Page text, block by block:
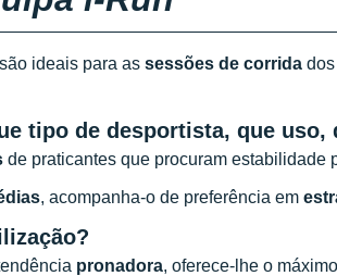
são ideais para as sessões de corrida dos
tipo de desportista, que
de praticantes que procuram estabilidade
, acompanha-o de preferência em
pronadora, oferece-lhe o máximo